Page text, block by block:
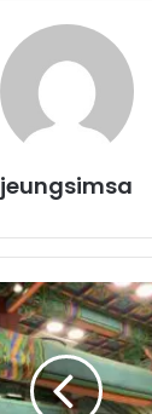
jeungsimsa